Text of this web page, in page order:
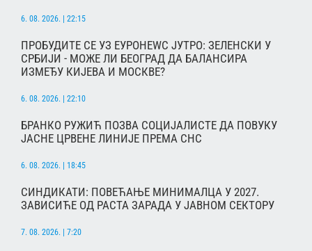
6. 08. 2026. | 22:15
ПРОБУДИТЕ СЕ УЗ ЕУРОНЕWС ЈУТРО: ЗЕЛЕНСКИ У
СРБИЈИ - МОЖЕ ЛИ БЕОГРАД ДА БАЛАНСИРА
ИЗМЕЂУ КИЈЕВА И МОСКВЕ?
6. 08. 2026. | 22:10
БРАНКО РУЖИЋ ПОЗВА СОЦИЈАЛИСТЕ ДА ПОВУКУ
ЈАСНЕ ЦРВЕНЕ ЛИНИЈЕ ПРЕМА СНС
6. 08. 2026. | 18:45
СИНДИКАТИ: ПОВЕЋАЊЕ МИНИМАЛЦА У 2027.
ЗАВИСИЋЕ ОД РАСТА ЗАРАДА У ЈАВНОМ СЕКТОРУ
7. 08. 2026. | 7:20